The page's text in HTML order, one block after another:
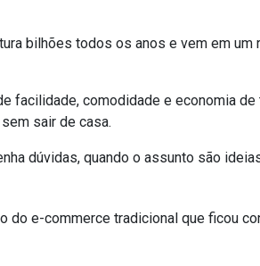
bilhões todos os anos e vem em
facilidade, comodidade e economia
sair de casa.
dúvidas, quando o assunto são
do e-commerce tradicional que ficou